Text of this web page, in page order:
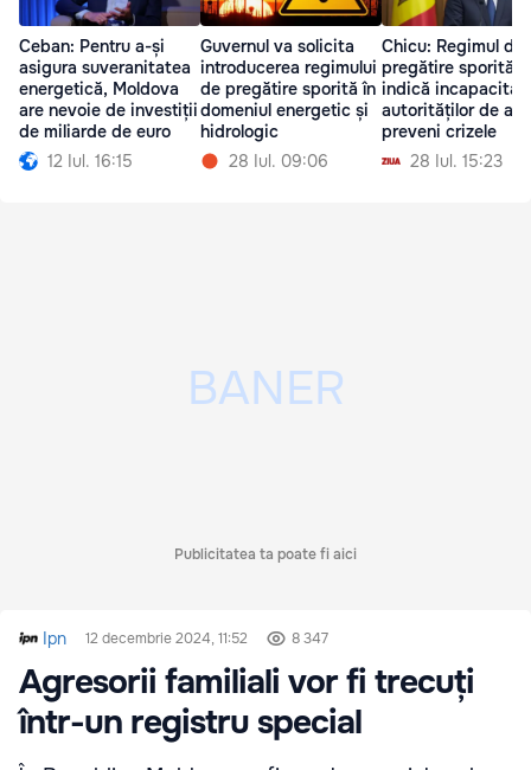
Ceban: Pentru a-și
asigura suveranitatea
energetică, Moldova
are nevoie de investiții
de miliarde de euro
12 Iul. 16:15
Guvernul va solicita
introducerea regimului
de pregătire sporită în
domeniul energetic și
hidrologic
28 Iul. 09:06
Chicu: Regimul de
pregătire sporită
indică
autorităților de a
preveni crizele
28 Iul. 15:23
Publicitatea ta poate fi aici
Ipn 12 decembrie 2024, 11:52 8 347
Agresorii familiali vor fi trecuți
într-un registru special